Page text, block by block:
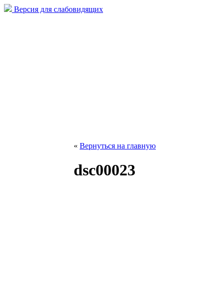
Версия для слабовидящих
« Вернуться на главную
dsc00023